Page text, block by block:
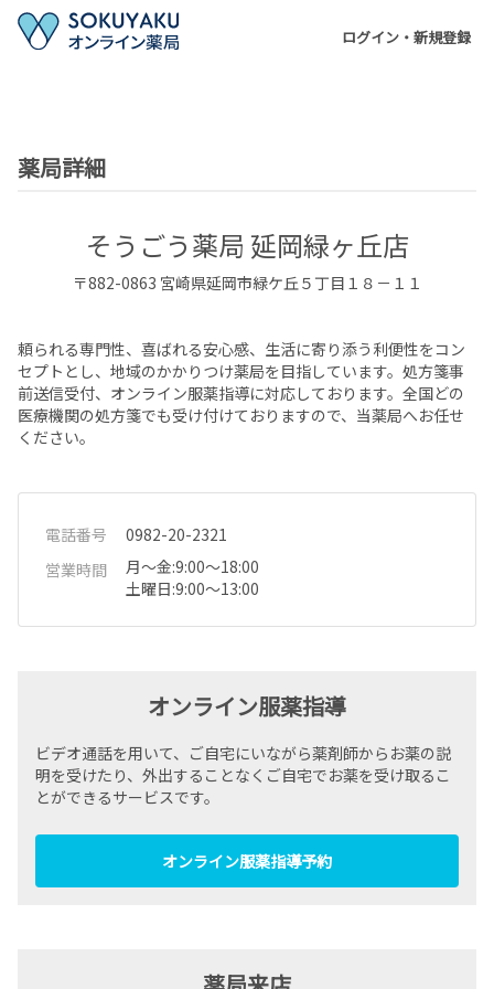
ログイン・新規登録
薬局詳細
そうごう薬局 延岡緑ヶ丘店
〒882-0863 宮崎県延岡市緑ケ丘５丁目１８－１１
頼られる専門性、喜ばれる安心感、生活に寄り添う利便性をコン
セプトとし、地域のかかりつけ薬局を目指しています。処方箋事
前送信受付、オンライン服薬指導に対応しております。全国どの
医療機関の処方箋でも受け付けておりますので、当薬局へお任せ
ください。
電話番号
0982-20-2321
営業時間
月～金:9:00～18:00
土曜日:9:00～13:00
オンライン服薬指導
ビデオ通話を用いて、ご自宅にいながら薬剤師からお薬の説
明を受けたり、外出することなくご自宅でお薬を受け取るこ
とができるサービスです。
オンライン服薬指導予約